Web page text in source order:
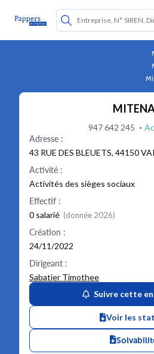
947 642 245 ·
Adresse :
43 RUE DES BLEUETS, 44150
Activité :
Activités des sièges sociaux
Effectif :
0 salarié (donnée 2026)
Création :
24/11/2022
Dirigeant :
Sabatier Timothee
Suivre cette
Voir les